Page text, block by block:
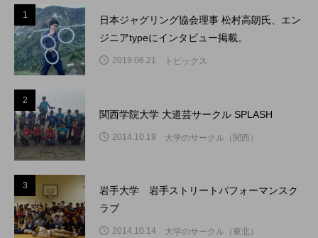
1
日本ジャグリング協会理事 松村高朗氏、エン
ジニアtypeにインタビュー掲載。
2019.06.21 トピックス
2
関西学院大学 大道芸サークル SPLASH
2014.10.19 大学のサークル（関西）
3
岩手大学 岩手ストリートパフォーマンスク
ラブ
2014.10.14 大学のサークル（東北）